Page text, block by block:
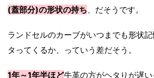
(蓋部分)の形状の持ち 、だそうです。
ランドセルのカーブがいつまでも形状
タってくるか、っていう差だそう。
1年～1年半ほど牛革の方がヘタりが遅い